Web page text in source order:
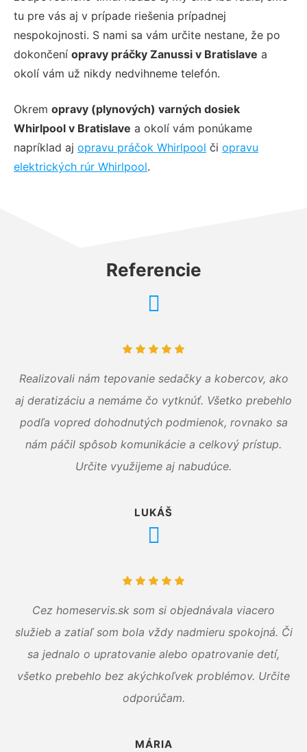
tu pre vás aj v prípade riešenia prípadnej
nespokojnosti. S nami sa vám určite nestane, že po
dokončení opravy práčky Zanussi v Bratislave a
okolí vám už nikdy nedvihneme telefón.
Okrem opravy (plynových) varných dosiek
Whirlpool v Bratislave a okolí vám ponúkame
napríklad aj opravu práčok Whirlpool či opravu
elektrických rúr Whirlpool.
Referencie
Realizovali nám tepovanie sedačky a kobercov, ako
aj deratizáciu a nemáme čo vytknúť. Všetko prebehlo
podľa vopred dohodnutých podmienok, rovnako sa
nám páčil spôsob komunikácie a celkový prístup.
Určite využijeme aj nabudúce.
LUKÁŠ
Cez homeservis.sk som si objednávala viacero
služieb a zatiaľ som bola vždy nadmieru spokojná. Či
sa jednalo o upratovanie alebo opatrovanie detí,
všetko prebehlo bez akýchkoľvek problémov. Určite
odporúčam.
MÁRIA